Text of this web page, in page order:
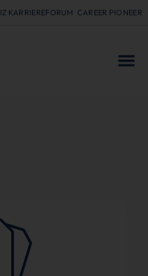
IZ KARRIEREFORUM CAREER PIONEER